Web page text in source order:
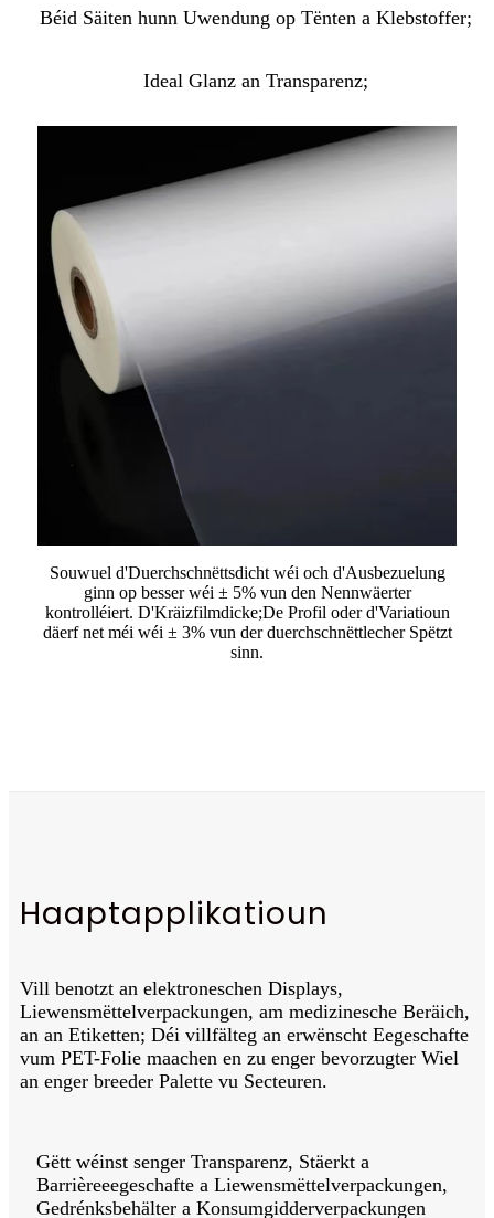
Béid Säiten hunn Uwendung op Tënten a Klebstoffer;
Ideal Glanz an Transparenz;
Souwuel d'Duerchschnëttsdicht wéi och d'Ausbezuelung
ginn op besser wéi ± 5% vun den Nennwäerter
kontrolléiert. D'Kräizfilmdicke;De Profil oder d'Variatioun
däerf net méi wéi ± 3% vun der duerchschnëttlecher Spëtzt
sinn.
Haaptapplikatioun
Vill benotzt an elektroneschen Displays,
Liewensmëttelverpackungen, am medizinesche Beräich,
an an Etiketten; Déi villfälteg an erwënscht Eegeschafte
vum PET-Folie maachen en zu enger bevorzugter Wiel
an enger breeder Palette vu Secteuren.
Gëtt wéinst senger Transparenz, Stäerkt a
Barrièreeegeschafte a Liewensmëttelverpackungen,
Gedrénksbehälter a Konsumgidderverpackungen